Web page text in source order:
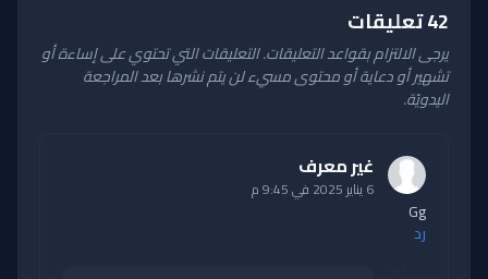
42 تعليقات
يرجى الالتزام بقواعد التعليقات. التعليقات التي تحتوي على إساءة أو
تشهير أو دعاية أو محتوى مسيء لن يتم نشرها بعد المراجعة
اليدويّة.
غير معرف
6 يناير 2025 في 9:45 م
Gg
رد